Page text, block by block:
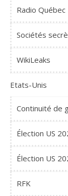
Radio Québec
Sociétés
WikiLeaks
Etats-Unis
Continuité de
Élection US
Élection US
RFK